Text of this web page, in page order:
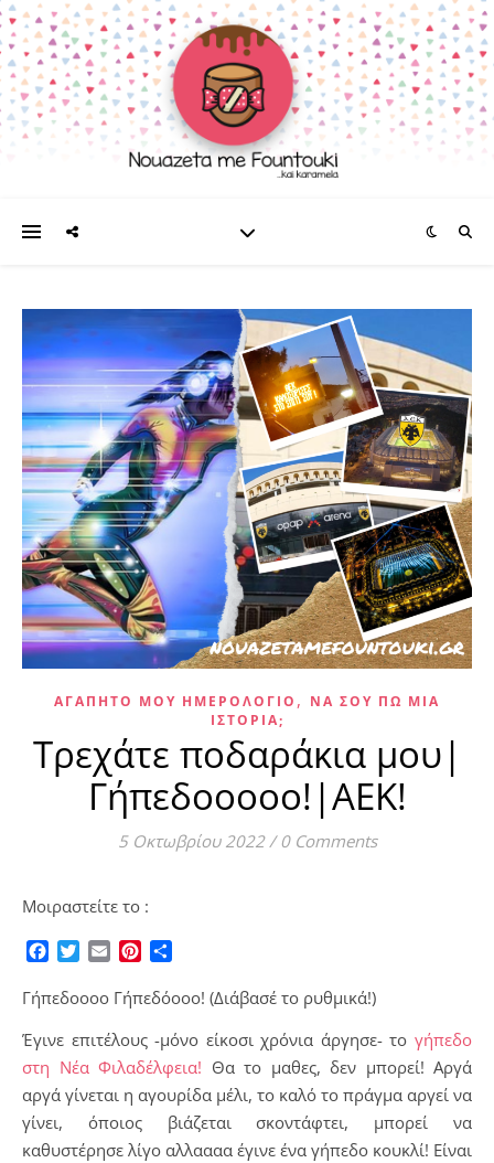
ΑΓΑΠΗΤΌ ΜΟΥ ΗΜΕΡΟΛΌΓΙΟ , ΝΑ ΣΟΥ ΠΩ ΜΙΑ
ΙΣΤΟΡΊΑ;
Τρεχάτε ποδαράκια μου|
Γήπεδοοοοο!|ΑΕΚ!
5 Οκτωβρίου 2022 / 0 Comments
Μοιραστείτε το :
Facebook
TwitterEmailPinterest
Γήπεδοοοο Γήπεδόοοο! (Διάβασέ το ρυθμικά!)
Έγινε επιτέλους -μόνο είκοσι χρόνια άργησε- το γήπεδο
στη Νέα Φιλαδέλφεια! Θα το μαθες, δεν μπορεί! Αργά
αργά γίνεται η αγουρίδα μέλι, το καλό το πράγμα αργεί να
γίνει, όποιος βιάζεται σκοντάφτει, μπορεί να
καθυστέρησε λίγο αλλαααα έγινε ένα γήπεδο κουκλί! Είναι